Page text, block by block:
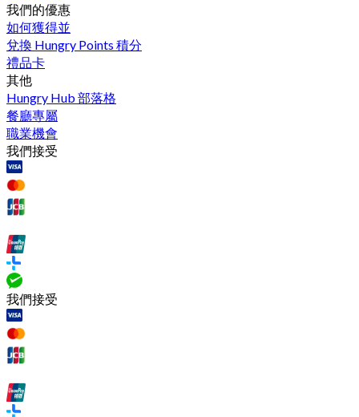
我們的優惠
如何獲得並
兌換 Hungry Points 積分
禮品卡
其他
Hungry Hub 部落格
餐廳專屬
職業機會
我們接受
我們接受